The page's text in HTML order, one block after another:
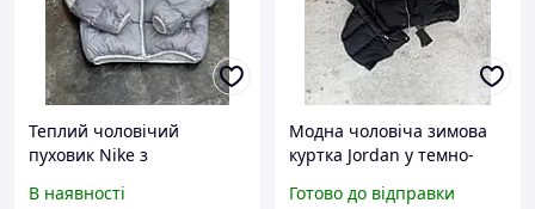
Теплий чоловічий
пуховик Nike з
чоловіків Найк у біло-
В наявності
Модна чоловіча зимова
куртка Jordan у темно-
Молодіжні курточки
Готово до відправки